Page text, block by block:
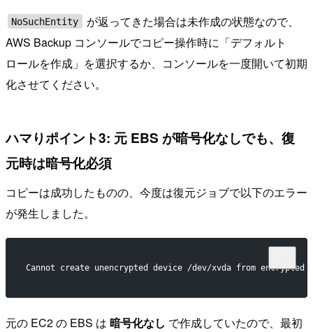
NoSuchEntity
が返ってきた場合は未作成の状態なので、
AWS Backup コンソールでコピー操作時に「デフォルト
ロールを作成」を選択するか、コンソールを一度開いて初期
化させてください。
ハマりポイント3: 元 EBS が暗号化なしでも、復
元時は暗号化必須
コピーは成功したものの、今度は復元ジョブで以下のエラー
が発生しました。
Cannot create unencrypted device /dev/xvda from encrypted
元の EC2 の EBS は 暗号化なし で作成していたので、最初